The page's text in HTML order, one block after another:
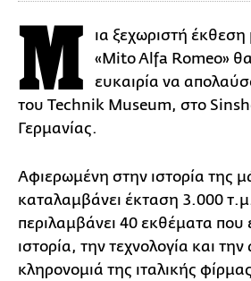
Μ
ια ξεχωριστή
«Mito Alfa Romeo»
ευκαιρία να
του Technik Museum, στο
Γερμανίας.
Αφιερωμένη στην ιστορία της
καταλαμβάνει έκταση 3.000
περιλαμβάνει 40 εκθέματα
ιστορία, την τεχνολογία και την
κληρονομιά της ιταλικής